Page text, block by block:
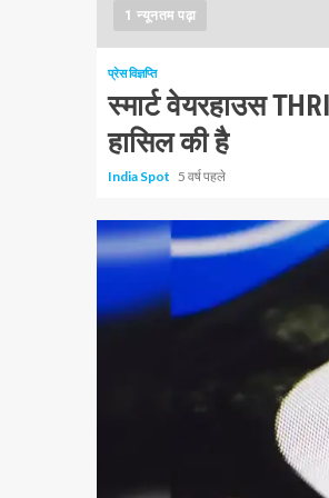
1 न्यूनतम पढ़ा
प्रेस विज्ञप्ति
स्मार्ट वेयरहाउस
हासिल की है
India Spot 5 वर्ष पहले